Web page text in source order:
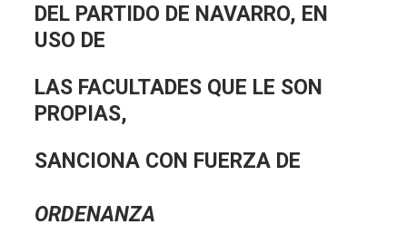
DEL PARTIDO DE NAVARRO, EN
USO DE
LAS FACULTADES QUE LE SON
PROPIAS,
SANCIONA CON FUERZA DE
ORDENANZA